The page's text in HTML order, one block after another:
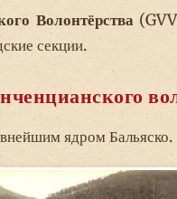
Волонтёрства
секции.
ядром Бальяско.